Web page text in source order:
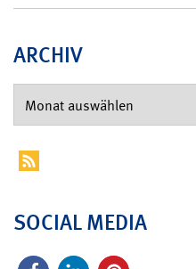
ARCHIV
SOCIAL MEDIA